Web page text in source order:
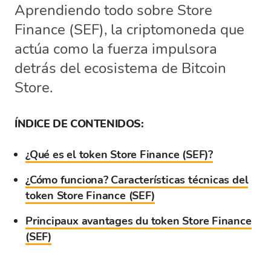
Aprendiendo todo sobre Store
Finance (SEF), la criptomoneda que
actúa como la fuerza impulsora
detrás del ecosistema de Bitcoin
Store.
ÍNDICE DE CONTENIDOS:
¿Qué es el token Store Finance (SEF)?
¿Cómo funciona? Características técnicas del
token Store Finance (SEF)
Principaux avantages du token Store Finance
(SEF)